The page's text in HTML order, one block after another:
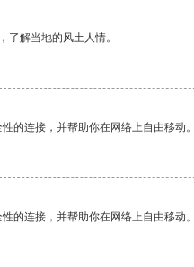
解当地的风土人情。
的连接，并帮助你在网络上自由移动。
的连接，并帮助你在网络上自由移动。